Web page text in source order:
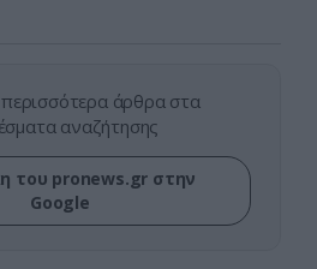
άρθρα στα
αναζήτησης
του pronews.gr στην
Google